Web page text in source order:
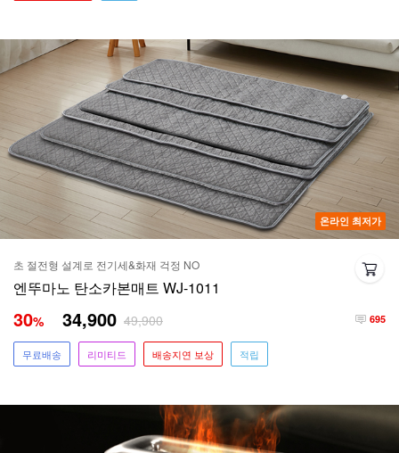
온라인 최저가
초 절전형 설계로 전기세&화재 걱정 NO
엔뚜마노 탄소카본매트 WJ-1011
695
30% 34,900 49,900
무료배송 리미티드 배송지연 보상 적립